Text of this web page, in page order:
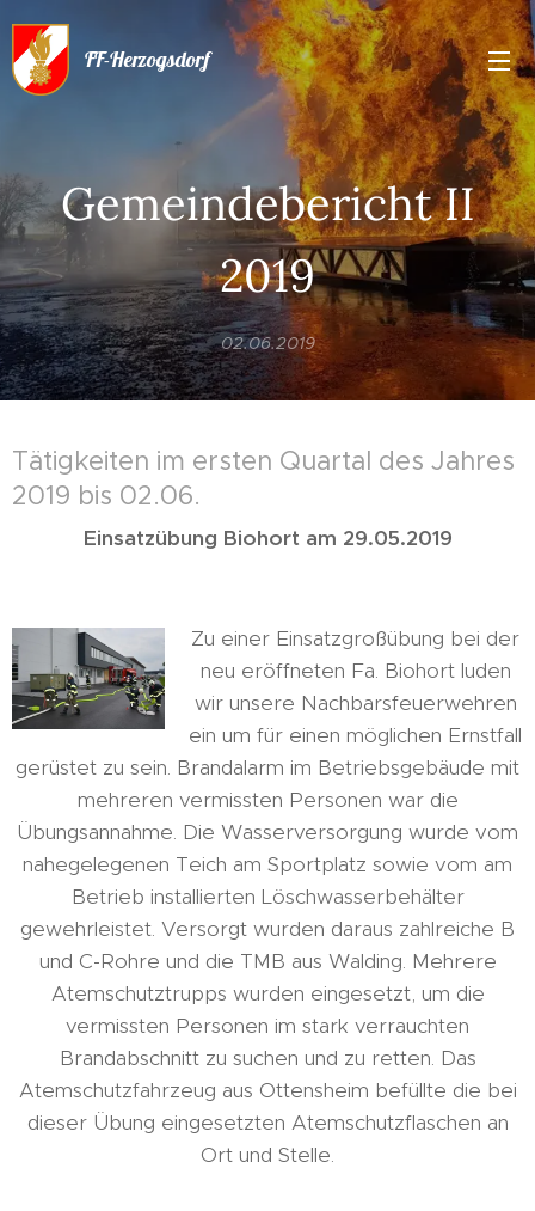
FF-Herzogsdorf
Gemeindebericht II
2019
02.06.2019
Tätigkeiten im ersten Quartal des Jahres
2019 bis 02.06.
Einsatzübung Biohort am 29.05.2019
Zu einer Einsatzgroßübung bei der
neu eröffneten Fa. Biohort luden
wir unsere Nachbarsfeuerwehren
ein um für einen möglichen Ernstfall
gerüstet zu sein. Brandalarm im Betriebsgebäude mit
mehreren vermissten Personen war die
Übungsannahme. Die Wasserversorgung wurde vom
nahegelegenen Teich am Sportplatz sowie vom am
Betrieb installierten Löschwasserbehälter
gewehrleistet. Versorgt wurden daraus zahlreiche B
und C-Rohre und die TMB aus Walding. Mehrere
Atemschutztrupps wurden eingesetzt, um die
vermissten Personen im stark verrauchten
Brandabschnitt zu suchen und zu retten. Das
Atemschutzfahrzeug aus Ottensheim befüllte die bei
dieser Übung eingesetzten Atemschutzflaschen an
Ort und Stelle.